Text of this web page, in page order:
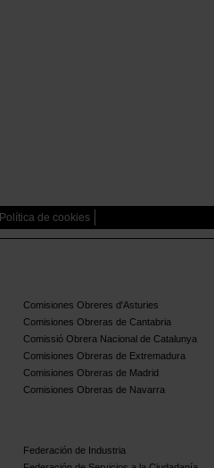
Política de cookies
Comisiones Obreres d'Asturies
Comisiones Obreras de Cantabria
Comissió Obrera Nacional de Catalunya
Comisiones Obreras de Extremadura
Comisiones Obreras de Madrid
Comisiones Obreras de Navarra
Federación de Industria